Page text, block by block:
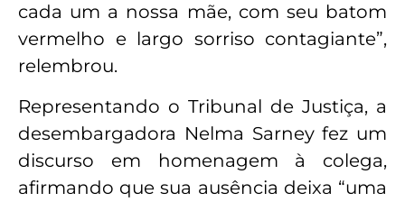
cada um a nossa mãe, com seu batom
vermelho e largo sorriso contagiante”,
relembrou.
Representando o Tribunal de Justiça, a
desembargadora Nelma Sarney fez um
discurso em homenagem à colega,
afirmando que sua ausência deixa “uma